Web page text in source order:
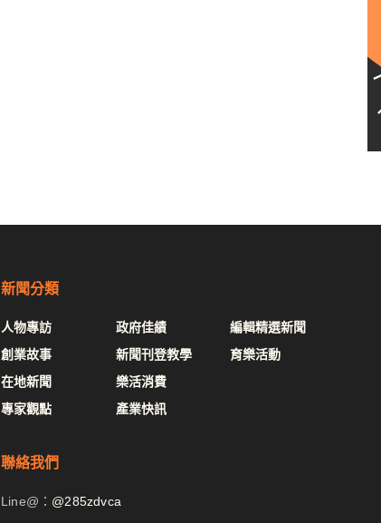
新聞分類
人物專訪
創業故事
在地新聞
專家觀點
政府佳績
新聞刊登教學
樂活消費
產業快訊
編輯精選新聞
育樂活動
聯絡我們
Line@： @285zdvca